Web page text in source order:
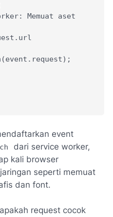
event
dari service worker,
kali browser
seperti memuat
dan font.
request cocok